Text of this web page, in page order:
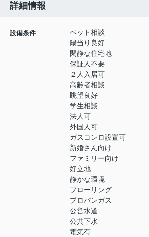
詳細情報
設備条件
ペット相談
陽当り良好
閑静な住宅地
保証人不要
２人入居可
高齢者相談
眺望良好
学生相談
法人可
外国人可
ガスコンロ設置可
新婚さん向け
ファミリー向け
好立地
静かな環境
フローリング
プロパンガス
公営水道
公共下水
電気有